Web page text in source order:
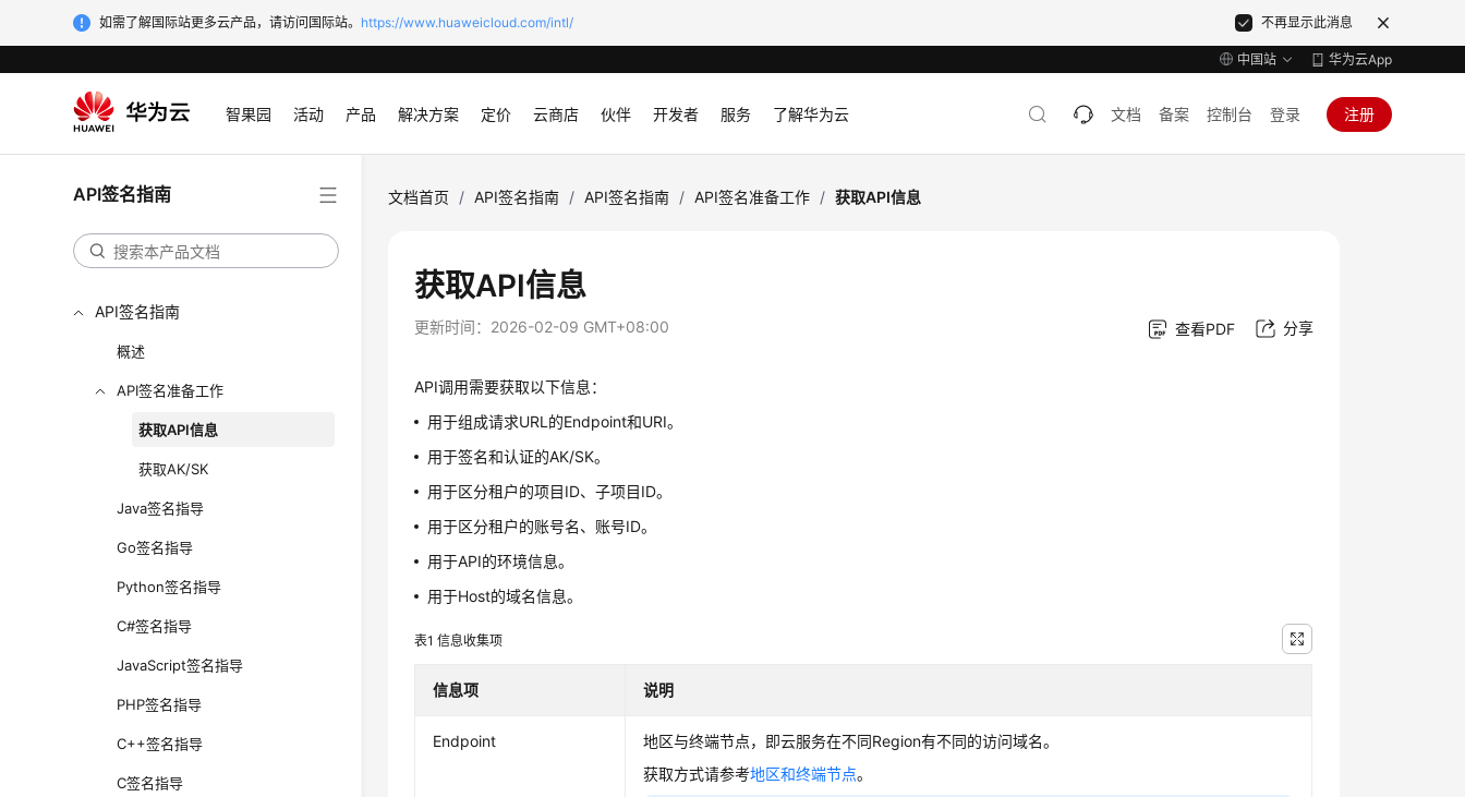
如需了解国际站更多云产品，请访问国际站。 https://www.huaweicloud.com/intl/ 不再显示此消息
中国站 华为云App
智果园 活动 产品 解决方案 定价 云商店 伙伴 开发者 服务 了解华为云 文档 备案 控制台 登录 注册
API签名指南
API签名指南
概述
API签名准备工作
获取API信息
获取AK/SK
Java签名指导
Go签名指导
Python签名指导
C#签名指导
JavaScript签名指导
PHP签名指导
C++签名指导
C签名指导
文档首页 / API签名指南 / API签名指南 / API签名准备工作 / 获取API信息
获取API信息
更新时间： 2026-02-09 GMT+08:00 查看PDF 分享
API调用需要获取以下信息：
用于组成请求URL的Endpoint和URI。
用于签名和认证的AK/SK。
用于区分租户的项目ID、子项目ID。
用于区分租户的账号名、账号ID。
用于API的环境信息。
用于Host的域名信息。
表1信息收集项
信息项 说明
Endpoint
地区与终端节点，即云服务在不同Region有不同的访问域名。
获取方式请参考地区和终端节点。